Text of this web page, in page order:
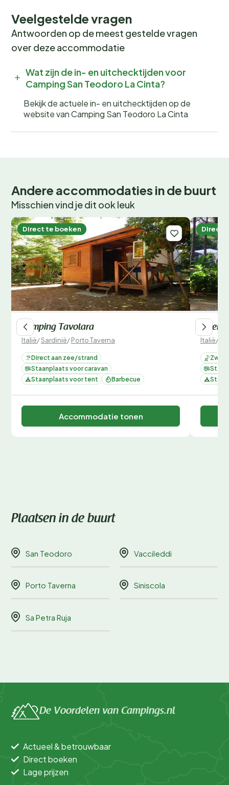
Veelgestelde vragen
Antwoorden op de meest gestelde vragen
over deze accommodatie
Wat zijn de in- en uitchecktijden voor
Camping San Teodoro La Cinta?
Bekijk de actuele in- en uitchecktijden op de
website van Camping San Teodoro La Cinta
Andere accommodaties in de buurt
Misschien vind je dit ook leuk
Direct te boeken
Camping Tavolara
Italië/Sardinië/Porto Taverna
Direct aan zee/strand
Staanplaats voor caravan
Staanplaats voor tent
Barbecue
Accommodatie tonen
Direct
Italië/
Plaatsen in de buurt
San Teodoro Vaccileddi
Porto Taverna Siniscola
Sa Petra Ruja
De Voordelen van Campings.nl
Actueel & betrouwbaar
Direct boeken
Lage prijzen